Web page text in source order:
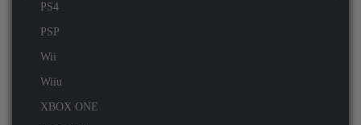
PS4
PSP
Wii
Wiiu
XBOX ONE